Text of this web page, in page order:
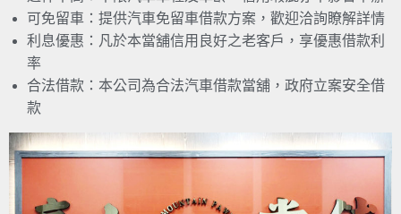
可免留車：提供汽車免留車借款方案，歡迎洽詢瞭解詳情
利息優惠：凡於本當舖信用良好之老客戶，享優惠借款利
率
合法借款：本公司為合法汽車借款當舖，政府立案安全借
款